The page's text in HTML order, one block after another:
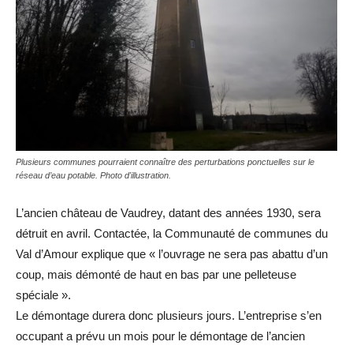
Plusieurs communes pourraient connaître des perturbations ponctuelles sur le
réseau d’eau potable. Photo d'illustration.
L’ancien château de Vaudrey, datant des années 1930, sera
détruit en avril. Contactée, la Communauté de communes du
Val d’Amour explique que « l’ouvrage ne sera pas abattu d’un
coup, mais démonté de haut en bas par une pelleteuse
spéciale ».
Le démontage durera donc plusieurs jours. L’entreprise s’en
occupant a prévu un mois pour le démontage de l’ancien